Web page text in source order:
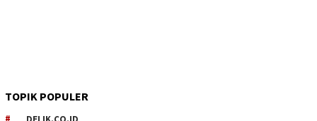
TOPIK POPULER